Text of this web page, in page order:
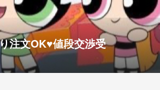
注文OK♥︎値段交渉受